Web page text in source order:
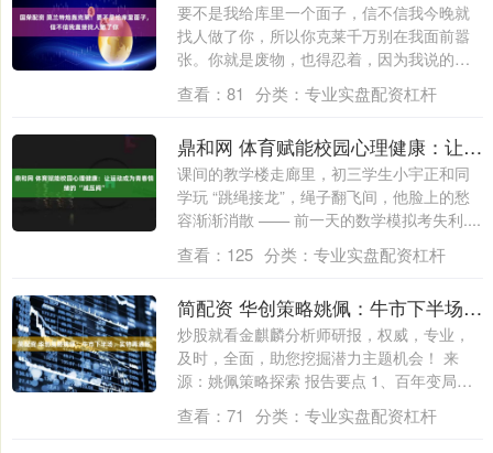
要不是我给库里一个面子，信不信我今晚就
找人做了你，所以你克莱千万别在我面前嚣
张。你就是废物，也得忍着，因为我说的完
全是实....
查看： 81 分类： 专业实盘配资杠杆
鼎和网 体育赋能校园心理健康：让运动成为青春情绪的 “减压阀”
课间的教学楼走廊里，初三学生小宇正和同
学玩 “跳绳接龙”，绳子翻飞间，他脸上的愁
容渐渐消散 —— 前一天的数学模拟考失利....
查看： 125 分类： 专业实盘配资杠杆
简配资 华创策略姚佩：牛市下半场，实物再通胀
炒股就看金麒麟分析师研报，权威，专业，
及时，全面，助您挖掘潜力主题机会！ 来
源：姚佩策略探索 报告要点 1、百年变局看
中....
查看： 71 分类： 专业实盘配资杠杆